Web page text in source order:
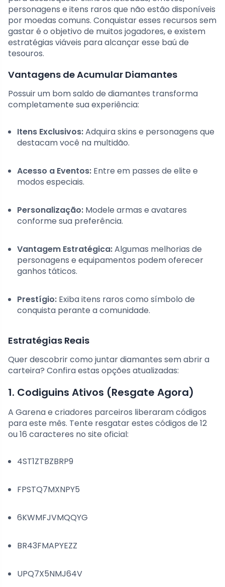
personagens e itens raros que não estão disponíveis
por moedas comuns. Conquistar esses recursos sem
gastar é o objetivo de muitos jogadores, e existem
estratégias viáveis para alcançar esse baú de
tesouros.
Vantagens de Acumular Diamantes
Possuir um bom saldo de diamantes transforma
completamente sua experiência:
Itens Exclusivos:Adquira skins e personagens que
destacam você na multidão.
Acesso a Eventos: Entre em passes de elite e
modos especiais.
Personalização: Modele armas e avatares
conforme sua preferência.
Vantagem Estratégica:Algumas melhorias de
personagens e equipamentos podem oferecer
ganhos táticos.
Prestígio: Exiba itens raros como símbolo de
conquista perante a comunidade.
Estratégias Reais
Quer descobrir como juntar diamantes sem abrir a
carteira? Confira estas opções atualizadas:
1. Codiguins Ativos (Resgate Agora)
A Garena e criadores parceiros liberaram códigos
para este mês. Tente resgatar estes códigos de 12
ou 16 caracteres no site oficial:
4ST1ZTBZBRP9
FPSTQ7MXNPY5
6KWMFJVMQQYG
BR43FMAPYEZZ
UPQ7X5NMJ64V